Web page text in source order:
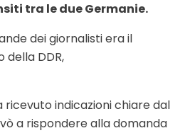
tra le due Germanie.
dei giornalisti era il
DDR,
ricevuto indicazioni chiare dal
a rispondere alla domanda